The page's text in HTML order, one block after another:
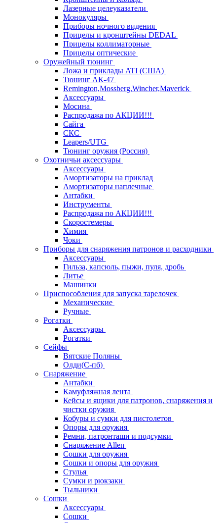
Лазерные целеуказатели
Монокуляры
Приборы ночного видения
Прицелы и кронштейны DEDAL
Прицелы коллиматорные
Прицелы оптические
Оружейный тюнинг
Ложа и приклады ATI (США)
Тюнинг АК-47
Remington,Mossberg,Wincher,Maverick
Аксессуары
Мосина
Распродажа по АКЦИИ!!!
Сайга
СКС
Leapers/UTG
Тюнинг оружия (Россия)
Охотничьи аксессуары
Аксессуары
Амортизаторы на приклад
Амортизаторы наплечные
Антабки
Инструменты
Распродажа по АКЦИИ!!!
Скоростемеры
Химия
Чоки
Приборы для снаряжения патронов и расходники
Аксессуары
Гильза, капсюль, пыжи, пуля, дробь
Литье
Машинки
Приспособления для запуска тарелочек
Механические
Ручные
Рогатки
Аксессуары
Рогатки
Сейфы
Вятские Поляны
Олди(С-пб)
Снаряжение
Антабки
Камуфляжная лента
Кейсы и ящики для патронов, снаряжения и
чистки оружия
Кобуры и сумки для пистолетов
Опоры для оружия
Ремни, патронташи и подсумки
Снаряжение Allen
Сошки для оружия
Сошки и опоры для оружия
Стулья
Сумки и рюкзаки
Тыльники
Сошки
Аксессуары
Сошки